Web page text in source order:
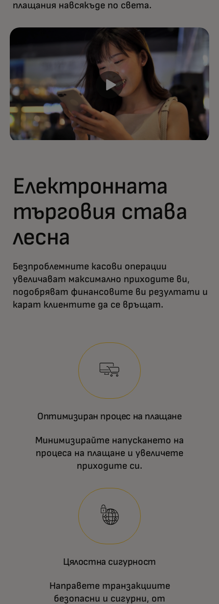
плащания навсякъде по света.
Електронната
търговия става
лесна
Безпроблемните касови операции
увеличават максимално приходите ви,
подобряват финансовите ви резултати и
карат клиентите да се връщат.
Оптимизиран процес на плащане
Минимизирайте напускането на
процеса на плащане и увеличете
приходите си.
Цялостна сигурност
Направете транзакциите
безопасни и сигурни, от